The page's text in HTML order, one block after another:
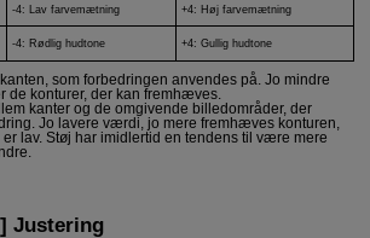
-4: Lav farvemætning +4: Høj farvemætning
-4: Rødlig hudtone +4: Gullig hudtone
som forbedringen anvendes på. Jo mindre
de konturer, der kan fremhæves.
kanter og de omgivende billedområder, der
Jo lavere værdi, jo mere fremhæves konturen,
lav. Støj har imidlertid en tendens til være mere
] Justering